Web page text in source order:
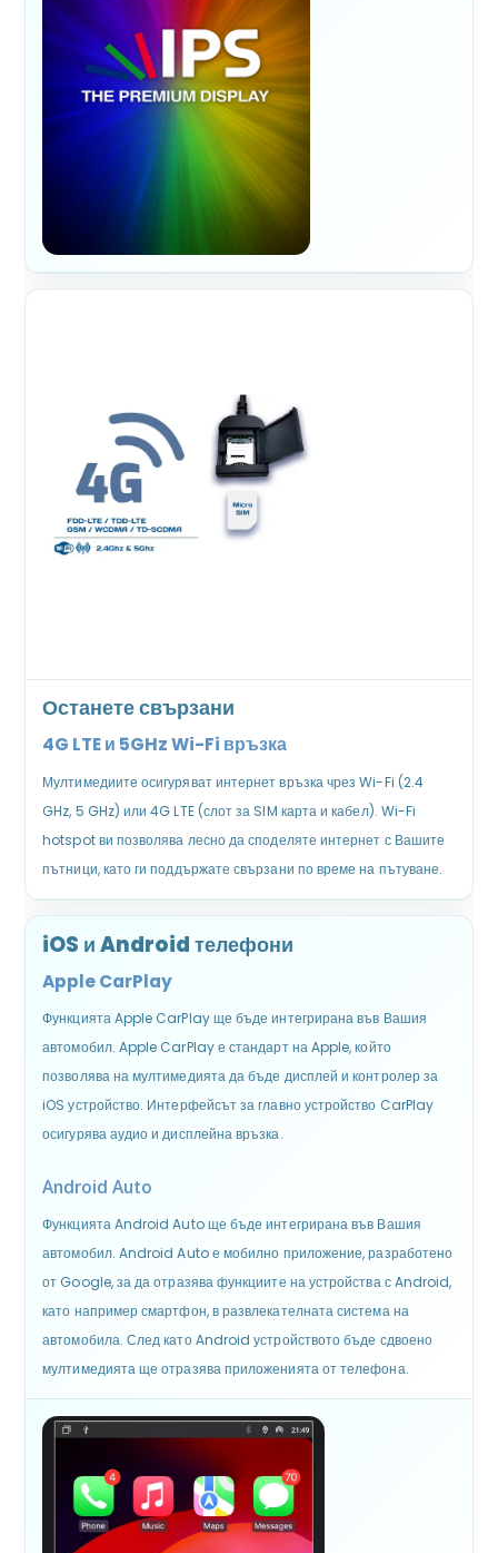
Останете свързани
4G LTE и 5GHz Wi-Fi връзка
Мултимедиите осигуряват интернет връзка чрез Wi-Fi (2.4
GHz, 5 GHz) или 4G LTE (слот за SIM карта и кабел). Wi-Fi
hotspot ви позволява лесно да споделяте интернет с Вашите
пътници, като ги поддържате свързани по време на пътуване.
iOS и Android телефони
Apple CarPlay
Функцията Apple CarPlay ще бъде интегрирана във Вашия
автомобил. Apple CarPlay е стандарт на Apple, който
позволява на мултимедията да бъде дисплей и контролер за
iOS устройство. Интерфейсът за главно устройство CarPlay
осигурява аудио и дисплейна връзка.
Android Auto
Функцията Android Auto ще бъде интегрирана във Вашия
автомобил. Android Auto е мобилно приложение, разработено
от Google, за да отразява функциите на устройства с Android,
като например смартфон, в развлекателната система на
автомобила. След като Android устройството бъде сдвоено
мултимедията ще отразява приложенията от телефона.